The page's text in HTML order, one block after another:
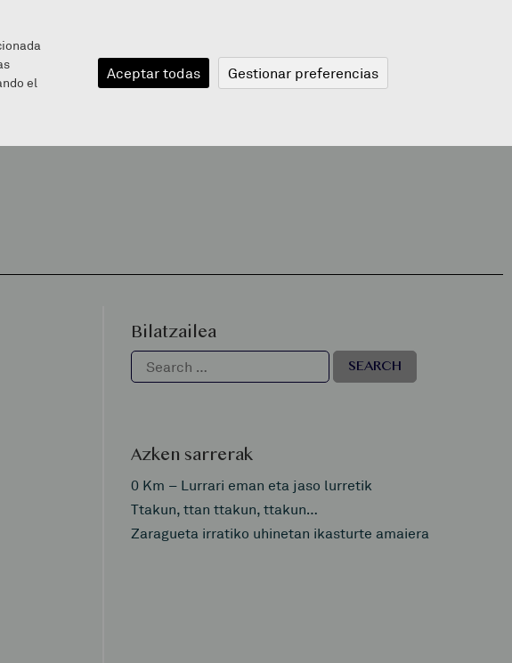
BALEAREN BIDEA JANGELA BLOGA BERRIAK
Bilatzailea
Azken sarrerak
0 Km – Lurrari eman eta jaso lurretik
Ttakun, ttan ttakun, ttakun…
Zaragueta irratiko uhinetan ikasturte amaiera
el
Aceptar todas Gestionar preferencias